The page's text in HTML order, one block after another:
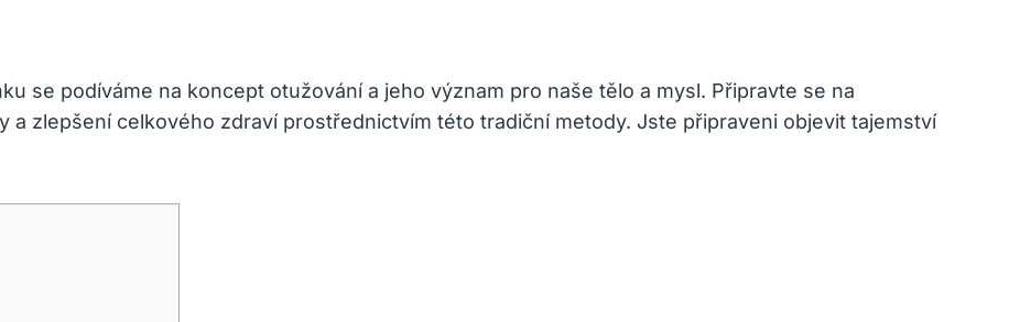
se podíváme na koncept otužování a jeho význam pro naše tělo a mysl. Připravte se na
a zlepšení celkového zdraví prostřednictvím této tradiční metody. Jste připraveni objevit tajemství